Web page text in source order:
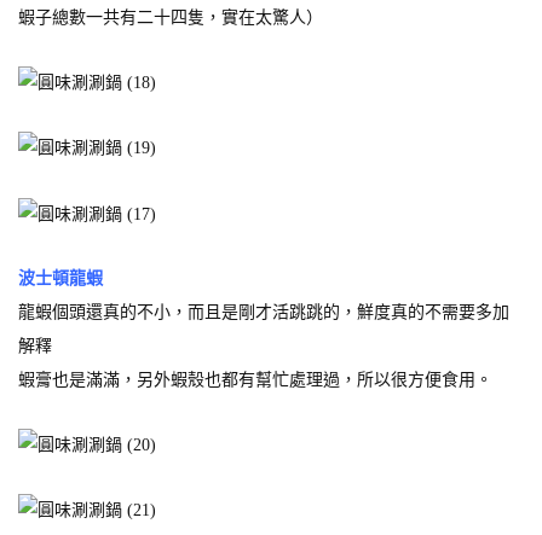
蝦子總數一共有二十四隻，實在太驚人）
波士頓龍蝦
龍蝦個頭還真的不小，而且是剛才活跳跳的，鮮度真的不需要多加
解釋
蝦膏也是滿滿，另外蝦殼也都有幫忙處理過，所以很方便食用。